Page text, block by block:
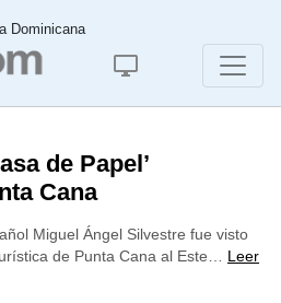
Dominicana
de Papel’
Cana
Miguel Ángel Silvestre fue visto
de Punta Cana al Este… Leer